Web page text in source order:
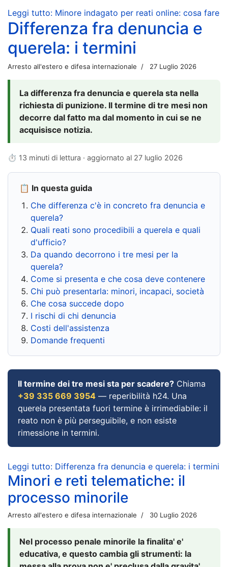
Leggi tutto: Minore indagato per reati online: cosa fare
Differenza fra denuncia e
querela: i termini
Arresto all'estero e difesa internazionale 27 Luglio 2026
La differenza fra denuncia e querela sta nella
richiesta di punizione. Il termine di tre mesi non
decorre dal fatto ma dal momento in cui se ne
acquisisce notizia.
⏱ 13 minuti di lettura · aggiornato al 27 luglio 2026
📋 In questa guida
Che differenza c'è in concreto fra denuncia e
querela?
Quali reati sono procedibili a querela e quali
d'ufficio?
Da quando decorrono i tre mesi per la
querela?
Come si presenta e che cosa deve contenere
Chi può presentarla: minori, incapaci, società
Che cosa succede dopo
I rischi di chi denuncia
Costi dell'assistenza
Domande frequenti
Il termine dei tre mesi sta per scadere? Chiama
+39 335 669 3954 — reperibilità h24. Una
querela presentata fuori termine è irrimediabile: il
reato non è più perseguibile, e non esiste
rimessione in termini.
Leggi tutto: Differenza fra denuncia e querela: i termini
Minori e reti telematiche: il
processo minorile
Arresto all'estero e difesa internazionale 30 Luglio 2026
Nel processo penale minorile la finalita' e'
educativa, e questo cambia gli strumenti: la